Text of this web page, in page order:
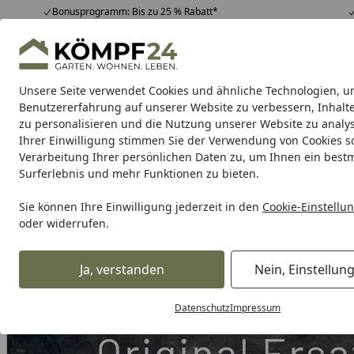
Unsere Seite verwendet Cookies und ähnliche Technologien,
Benutzererfahrung auf unserer Website zu verbessern,
zu personalisieren und die Nutzung unserer Website zu
Ihrer Einwilligung stimmen Sie der Verwendung von Cookies
Verarbeitung Ihrer persönlichen Daten zu, um Ihnen ein
Surferlebnis und mehr Funktionen zu bieten.
Sie können Ihre Einwilligung jederzeit in den Cookie-
oder widerrufen.
Ja, verstanden Nein,
DatenschutzImpressum
Bonusprogramm: Bis zu 25 % Rabatt*
Hotline07051 / 9 22 22
Mo-Fr. 8-16 Uhr 25.957 Bewertungen
Alle Produkte
Alle ProdukteHighlights Tipps & Tricks
Grill Gasgrill Holzkohlegrill Elektrogrill
Karibu Pools inkl.
Dein Traumpool im Sorglos-
Weber Ersatzteil CNTRL TEMP PLUG H SM EPM 22 EXP